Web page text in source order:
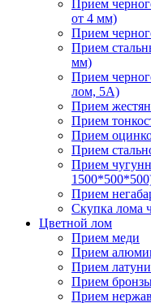
Прием
от 4 мм)
Прием
Прием
мм)
Прием
лом, 5A)
Прием
Прием
Прием
Прием
Прием
Прием
Скупка лома
Цветной лом
Прием меди
Прием
Прием латуни
Прием
Прием